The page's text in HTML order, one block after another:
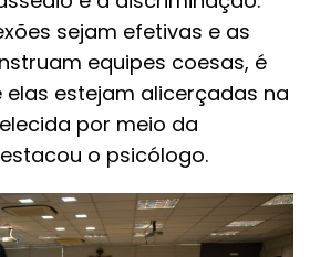
sejam efetivas e as
equipes coesas, é
estejam alicerçadas na
por meio da
o psicólogo.